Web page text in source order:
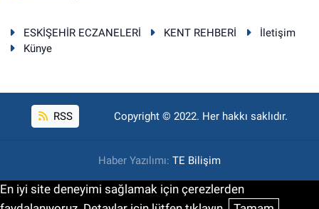
ESKİŞEHİR ECZANELERİ KENT REHBERİ
İletişim
Künye
RSS Copyright © 2022. Her hakkı saklıdır.
Haber Yazılımı: TE Bilişim
En iyi site deneyimi sağlamak için çerezlerden